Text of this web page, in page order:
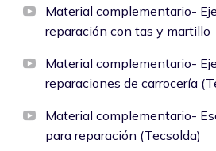
Material complementario-
reparación con tas y martillo
Material complementario-
reparaciones de carrocería
Material complementario-
para reparación (Tecsolda)